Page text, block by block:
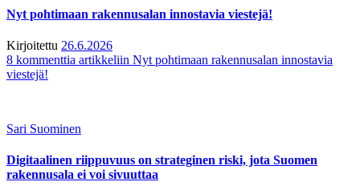
Nyt pohtimaan rakennusalan innostavia viestejä!
Kirjoitettu 26.6.2026
8 kommenttia artikkeliin Nyt pohtimaan rakennusalan innostavia
viestejä!
Sari Suominen
Digitaalinen riippuvuus on strateginen riski, jota Suomen
rakennusala ei voi sivuuttaa